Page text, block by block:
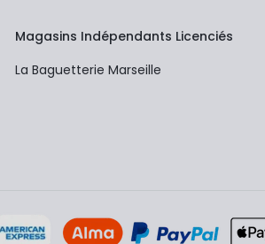
Magasins Indépendants Licenciés
La Baguetterie Marseille